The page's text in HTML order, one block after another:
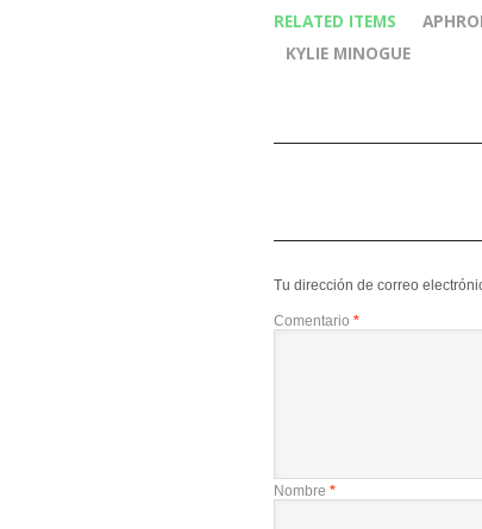
RELATED ITEMS
KYLIE MINOGUE
Tu dirección de correo
Comentario *
Nombre *